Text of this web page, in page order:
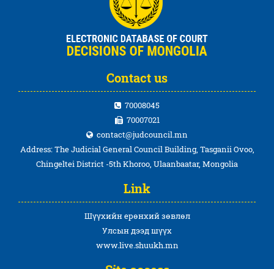
Contact us
70008045
70007021
contact@judcouncil.mn
Address: The Judicial General Council Building, Tasganii Ovoo,
Chingeltei District -5th Khoroo, Ulaanbaatar, Mongolia
Link
Шүүхийн ерөнхий зөвлөл
Улсын дээд шүүх
www.live.shuukh.mn